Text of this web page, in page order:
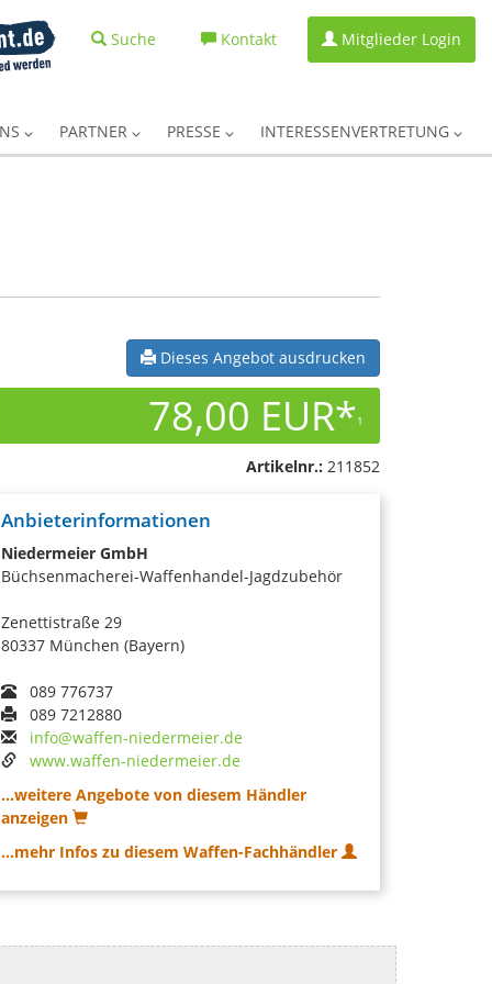
Suche Kontakt Mitglieder Login
PARTNER PRESSE INTERESSENVERTRETUNG
Dieses Angebot ausdrucken
78,00 EUR*1
Artikelnr.: 211852
Anbieterinformationen
Niedermeier GmbH
Büchsenmacherei-Waffenhandel-Jagdzubehör
Zenettistraße 29
80337 München (Bayern)
089 776737
089 7212880
info@waffen-niedermeier.de
www.waffen-niedermeier.de
...weitere Angebote von diesem Händler
anzeigen
...mehr Infos zu diesem Waffen-Fachhändler